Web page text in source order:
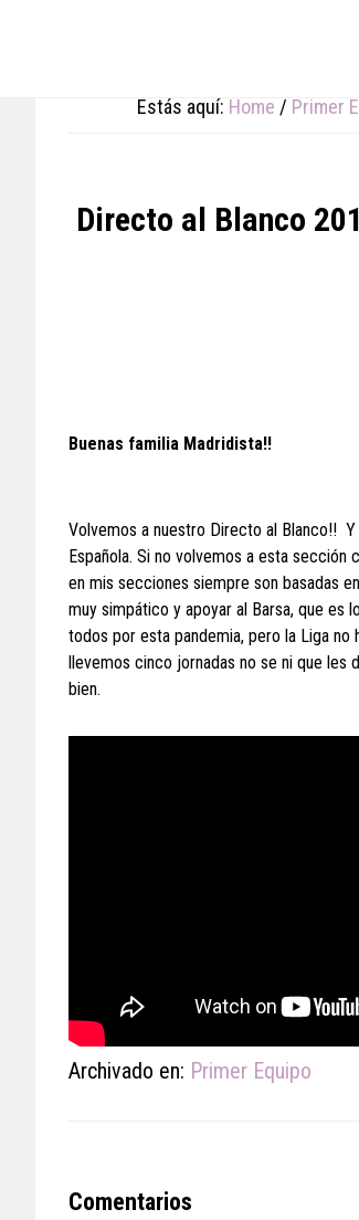
Estás aquí: Home / Primer
Directo al Blanco
Buenas familia Madridista!!
Volvemos a nuestro Directo al Blanco!!
Española. Si no volvemos a esta sección
en mis secciones siempre son basadas
muy simpático y apoyar al Barsa, que es
todos por esta pandemia, pero la Liga no
llevemos cinco jornadas no se ni que les
bien.
Archivado en: Primer Equipo
Reader
Comentarios